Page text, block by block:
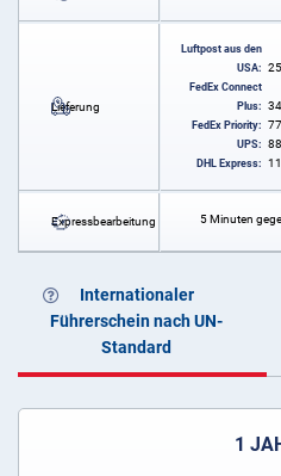
Lieferung
Luftpost aus den
USA:
FedEx Connect
Plus:
FedEx Priority:
UPS:
DHL Express:
Expressbearbeitung 5 Minuten
Internationaler
Führerschein nach UN-
Standard
1